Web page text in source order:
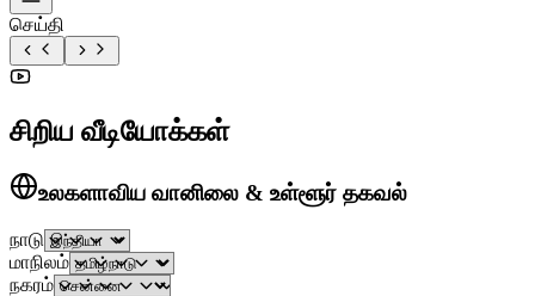
செய்தி
சிறிய வீடியோக்கள்
உலகளாவிய வானிலை & உள்ளூர் தகவல்
நாடு
மாநிலம்
நகரம்